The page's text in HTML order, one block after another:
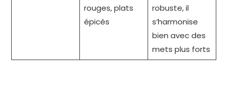
rouges, plats
épicés
robuste, il
s’harmonise
bien avec des
mets plus forts